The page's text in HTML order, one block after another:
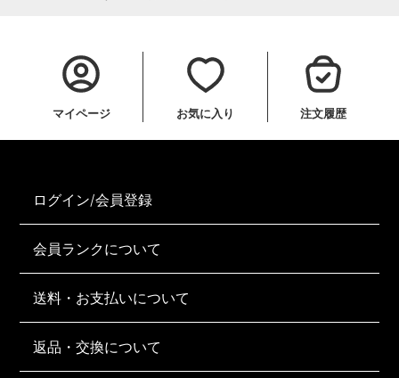
マイページ お気に入り 注文履歴
ログイン/会員登録
会員ランクについて
送料・お支払いについて
返品・交換について